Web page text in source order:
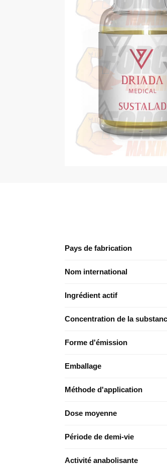
Pays de fabrication
Nom international
Ingrédient actif
Concentration de la
Forme d'émission
Emballage
Méthode d'application
Dose moyenne
Période de demi-vie
Activité anabolisante